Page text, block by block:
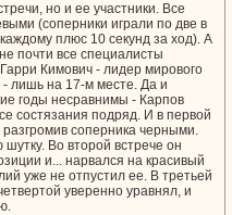
но и ее участники. Все
(соперники играли по две в
плюс 10 секунд за ход). А
почти все специалисты
Кимович - лидер мирового
- лишь на 17-м месте. Да и
годы несравнимы - Карпов
состязания подряд. И в первой
соперника черными.
шутку. Во второй встрече он
и... нарвался на красивый
уже не отпустил ее. В третьей
уверенно уравнял, и